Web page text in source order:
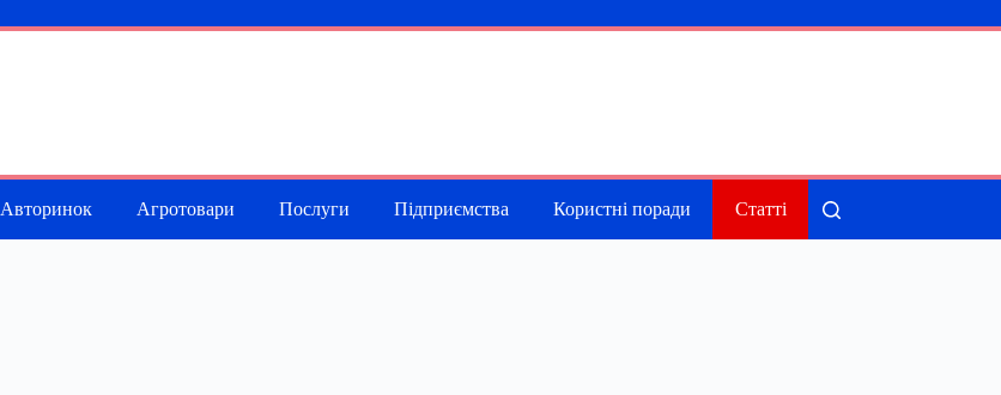
Авторинок Агротовари Послуги Підприємства Користні поради Статті